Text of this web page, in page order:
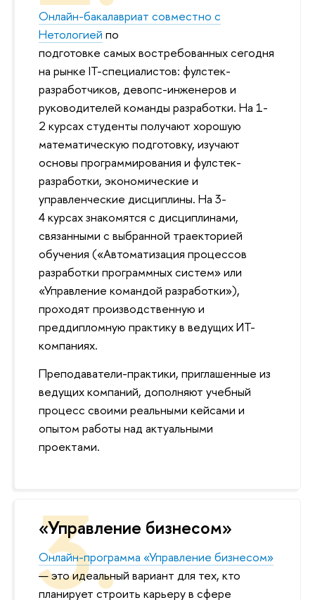
Онлайн-бакалавриат совместно с
Нетологией по
подготовке самых востребованных сегодня
на рынке IT-специалистов: фулстек-
разработчиков, девопс-инженеров и
руководителей команды разработки. На 1-
2 курсахстуденты получают хорошую
математическую подготовку, изучают
основы программирования и фулстек-
разработки, экономические и
управленческие дисциплины. На 3-
4 курсах знакомятся с дисциплинами,
связанными с выбранной траекторией
обучения («Автоматизация процессо
разработки программных систем» или
«Управление командой разработки»),
проходят производственную и
преддипломную практику в ведущих ИТ-
компаниях.
Преподаватели-практики, приглашенные из
едущих компаний, дополняют учебный
процесс своими реальными кейсами и
опытом работы над актуальными
проектами.
«Управление бизнесом»
Онлайн-программа «Управление бизнесом»
— это идеальный вариант для тех, кто
планирует строить карьеру в сфере